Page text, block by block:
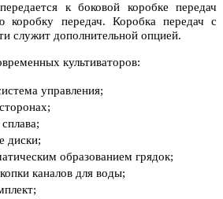
к боковой коробке передач
коробку передач. Коробка передач с
служит дополнительной опцией.
культиваторов:
управления;
диски;
образованием грядок;
каналов для воды;